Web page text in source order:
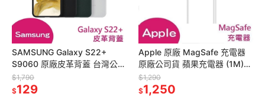
SAMSUNG Galaxy S22+
S9060 原廠皮革背蓋 台灣公司
貨 全新盒裝
$1,790
$129
Apple 原廠 MagSafe 充電器
原廠公司貨 蘋果充電器 (1M)
全新盒裝【葳豐數位商城】
$1,290
$1,250